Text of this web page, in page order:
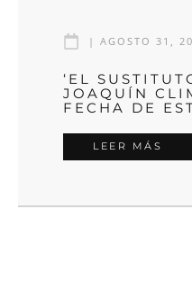
| AGOSTO 31,
‘EL
JOAQUÍN
FECHA DE
LEER MÁS